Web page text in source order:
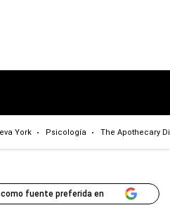
York Psicología The Apothecary
como fuente preferida en